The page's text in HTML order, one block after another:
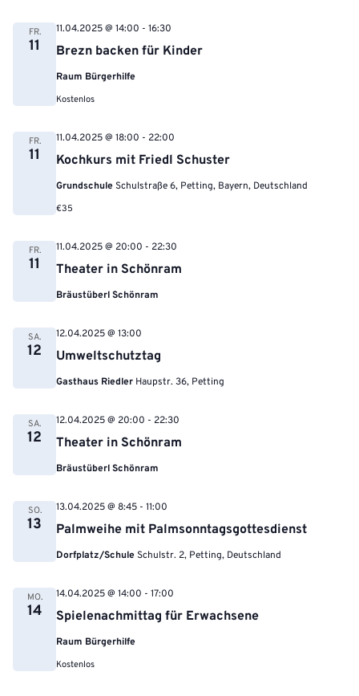
FR.
11 Brezn backen für Kinder
11.04.2025 @ 14:00 - 16:30
Raum Bürgerhilfe
Kostenlos
FR.
11 Kochkurs mit Friedl Schuster
11.04.2025 @ 18:00 - 22:00
Grundschule Schulstraße 6, Petting, Bayern, Deutschland
€35
FR.
11 Theater in Schönram
11.04.2025 @ 20:00 - 22:30
Bräustüberl Schönram
SA.
12 Umweltschutztag
12.04.2025 @ 13:00
Gasthaus Riedler Haupstr. 36, Petting
SA.
12 Theater in Schönram
12.04.2025 @ 20:00 - 22:30
Bräustüberl Schönram
SO.
13 Palmweihe mit Palmsonntagsgottesdienst
13.04.2025 @ 8:45 - 11:00
Dorfplatz/Schule Schulstr. 2, Petting, Deutschland
MO.
14 Spielenachmittag für Erwachsene
14.04.2025 @ 14:00 - 17:00
Raum Bürgerhilfe
Kostenlos